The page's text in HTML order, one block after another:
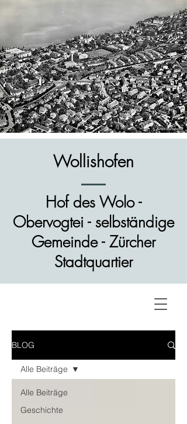
Wollishofen
Hof des Wolo -
Obervogtei - selbständige
Gemeinde - Zürcher
Stadtquartier
BLOG
Alle Beiträge
Geschichte
Alle Beiträge